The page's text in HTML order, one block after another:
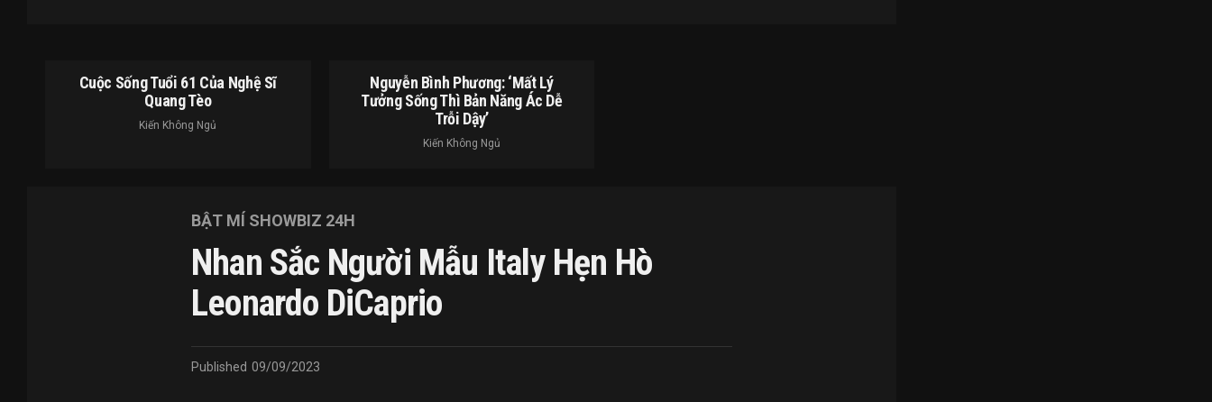
Cuộc Sống Tuổi 61 Của Nghệ Sĩ
Quang Tèo
Kiến Không Ngủ
Nguyễn Bình Phương: ‘Mất Lý
Tưởng Sống Thì Bản Năng Ác Dễ
Trỗi Dậy’
Kiến Không Ngủ
BẬT MÍ SHOWBIZ 24H
Nhan Sắc Người Mẫu Italy Hẹn Hò
Leonardo DiCaprio
Published 09/09/2023